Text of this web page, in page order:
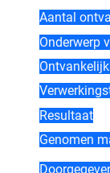
Aantal
Onderwerp
Resultaat
Genomen